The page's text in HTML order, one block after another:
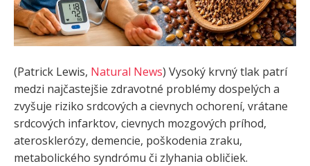
(Patrick Lewis, Natural News) Vysoký krvný tlak patrí
medzi najčastejšie zdravotné problémy dospelých a
zvyšuje riziko srdcových a cievnych ochorení, vrátane
srdcových infarktov, cievnych mozgových príhod,
aterosklerózy, demencie, poškodenia zraku,
metabolického syndrómu či zlyhania obličiek.